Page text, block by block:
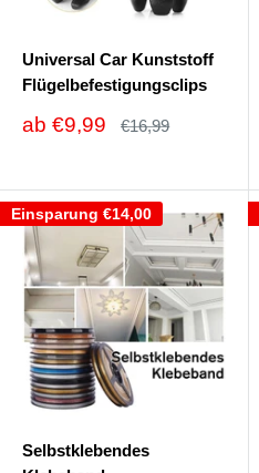
Universal Car Kunststoff
Flügelbefestigungsclips
Sonderpreis
ab €9,99 Normalpreis
€16,99
Einsparung €14,00
Selbstklebendes